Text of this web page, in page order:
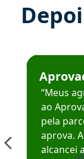
Estudante
“Meus
ao
pela
aprova.
alcancei